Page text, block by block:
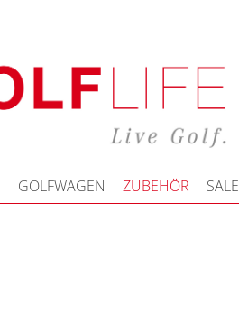
GOLFWAGEN ZUBEHÖR SALE